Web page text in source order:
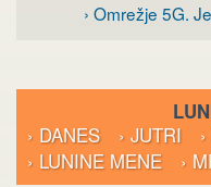
› Omrežje 5G.
› DANES
› JUTRI
› LUNINE MENE
›